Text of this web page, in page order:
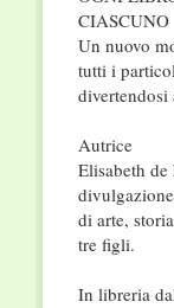
CIASCUNO
Un nuovo
tutti i
Autrice
Elisabeth
di arte,
tre figli.
In libreria